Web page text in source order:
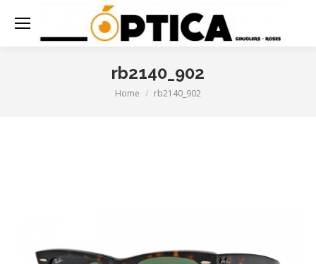
rb2140_902
You are here:
Home rb2140_902